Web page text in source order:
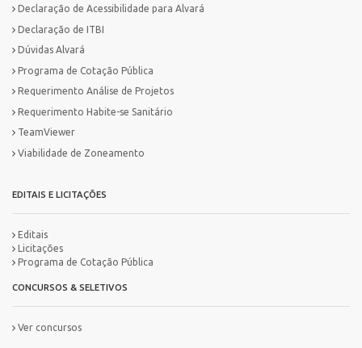
Declaração de Acessibilidade para Alvará
Declaração de ITBI
Dúvidas Alvará
Programa de Cotação Pública
Requerimento Análise de Projetos
Requerimento Habite-se Sanitário
TeamViewer
Viabilidade de Zoneamento
EDITAIS E LICITAÇÕES
Editais
Licitações
Programa de Cotação Pública
CONCURSOS & SELETIVOS
Ver concursos